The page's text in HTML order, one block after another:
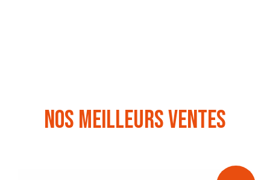
Nos meilleurs ventes